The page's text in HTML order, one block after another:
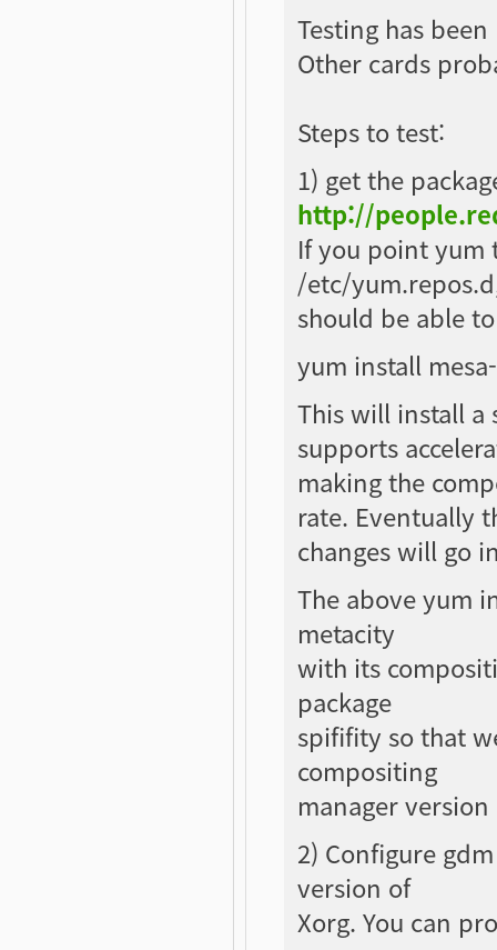
Testing has
Other cards
Steps to test:
1) get the
http://
If you point yum
/etc/
should be able
yum install
This will install a
supports
making the
rate. Eventually
changes will go
The above yum
metacity
with its
package
spififity so that
compositing
manager
2) Configure
version of
Xorg. You can